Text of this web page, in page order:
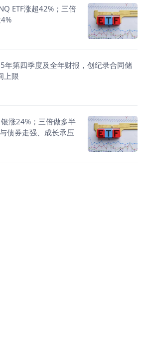
ETF涨超42%；三倍
年第四季度及全年财报，创纪录合同储
上限
涨24%；三倍做多半
债券走强、成长承压